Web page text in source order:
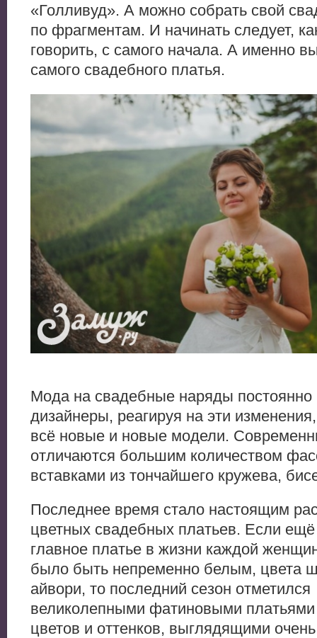
«Голливуд». А можно собрать свой
по фрагментам. И начинать следует,
говорить, с самого начала. А именно
самого свадебного платья.
Мода на свадебные наряды постоянно
дизайнеры, реагируя на эти
всё новые и новые модели.
отличаются большим количеством
вставками из тончайшего кружева,
Последнее время стало настоящим
цветных свадебных платьев. Если
главное платье в жизни каждой
было быть непременно белым, цвета
айвори, то последний сезон отметился
великолепными фатиновыми
цветов и оттенков, выглядящими